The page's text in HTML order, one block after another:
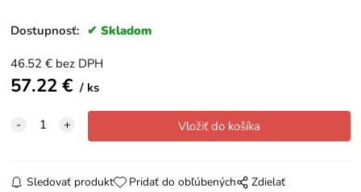
Dostupnosť: Skladom
46.52 € bez DPH
57.22€ ks
Sledovať produkt Pridať do obľúbených Zdielať